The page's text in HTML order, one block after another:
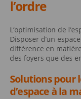
l’ordre
L’optimisation de
Disposer d’un
différence en
des foyers que des
Solutions pour
d’espace à la